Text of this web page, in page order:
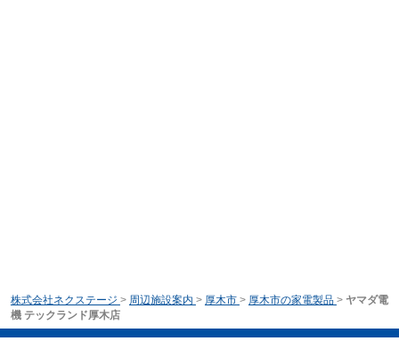
株式会社ネクステージ > 周辺施設案内 > 厚木市 > 厚木市の家電製品 > ヤマダ電
機 テックランド厚木店